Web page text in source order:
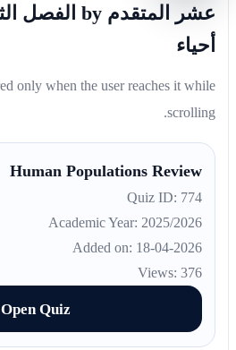
أحياء
only when the user reaches it while
scrolling.
Human Populations Review
Quiz ID: 774
Academic Year: 2025/2026
Added on: 18-04-2026
Views: 376
Open Quiz